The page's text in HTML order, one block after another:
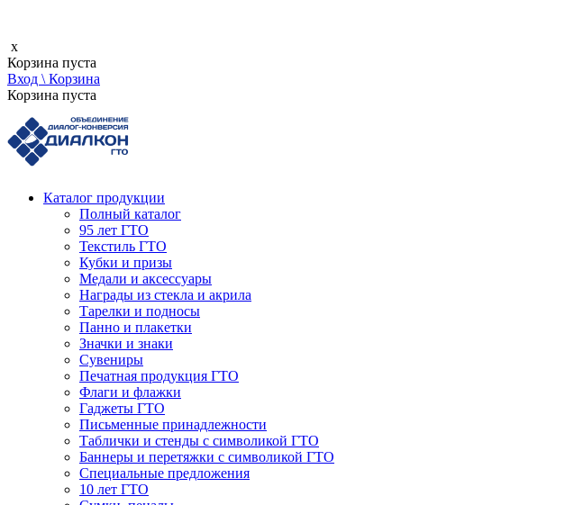
x
Корзина пуста
Вход \ Корзина
Корзина пуста
Каталог продукции
Полный каталог
95 лет ГТО
Текстиль ГТО
Кубки и призы
Медали и аксессуары
Награды из стекла и акрила
Тарелки и подносы
Панно и плакетки
Значки и знаки
Сувениры
Печатная продукция ГТО
Флаги и флажки
Гаджеты ГТО
Письменные принадлежности
Таблички и стенды с символикой ГТО
Баннеры и перетяжки с символикой ГТО
Специальные предложения
10 лет ГТО